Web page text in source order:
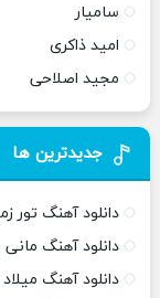
سامیار
امید ذاکری
مجید اصلاحی
جدیدترین ها
دانلود آهنگ تور
دانلود آهنگ
دانلود آهنگ